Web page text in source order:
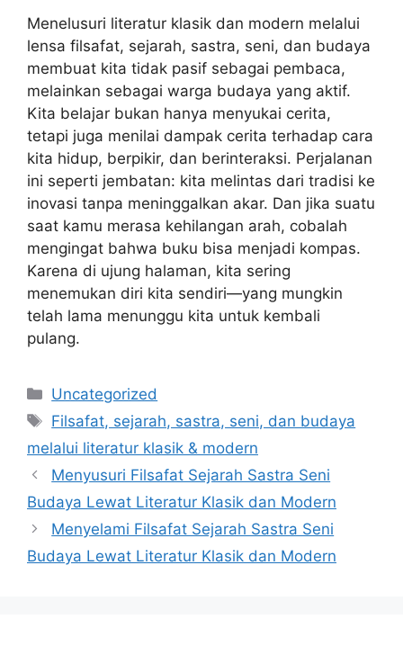
Menelusuri literatur klasik dan modern melalui
lensa filsafat, sejarah, sastra, seni, dan budaya
membuat kita tidak pasif sebagai pembaca,
melainkan sebagai warga budaya yang aktif.
Kita belajar bukan hanya menyukai cerita,
tetapi juga menilai dampak cerita terhadap cara
kita hidup, berpikir, dan berinteraksi. Perjalanan
ini seperti jembatan: kita melintas dari tradisi ke
inovasi tanpa meninggalkan akar. Dan jika suatu
saat kamu merasa kehilangan arah, cobalah
mengingat bahwa buku bisa menjadi kompas.
Karena di ujung halaman, kita sering
menemukan diri kita sendiri—yang mungkin
telah lama menunggu kita untuk kembali
pulang.
Categories
Uncategorized
Tags
Filsafat, sejarah, sastra, seni, dan budaya
melalui literatur klasik & modern
Menyusuri Filsafat Sejarah Sastra Seni
Budaya Lewat Literatur Klasik dan Modern
Menyelami Filsafat Sejarah Sastra Seni
Budaya Lewat Literatur Klasik dan Modern